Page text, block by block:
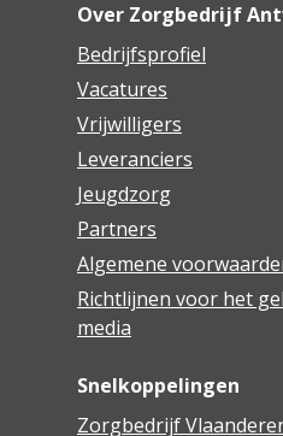
Over Zorgbedrijf
Bedrijfsprofiel
Vacatures
Vrijwilligers
Leveranciers
Jeugdzorg
Partners
Algemene
Richtlijnen voor het
media
Snelkoppelingen
Zorgbedrijf